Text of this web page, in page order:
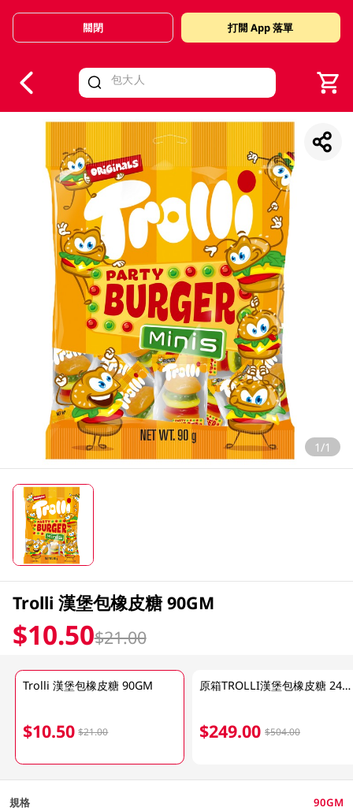
Valid Until 30 June 2026
關閉 打開 App 落單
1/1
Trolli 漢堡包橡皮糖 90GM
$10.50$21.00
Trolli 漢堡包橡皮糖 90GM
$10.50 $21.00
原箱TROLLI漢堡包橡皮糖 24 X 1 EA
$249.00 $504.00
規格 90GM